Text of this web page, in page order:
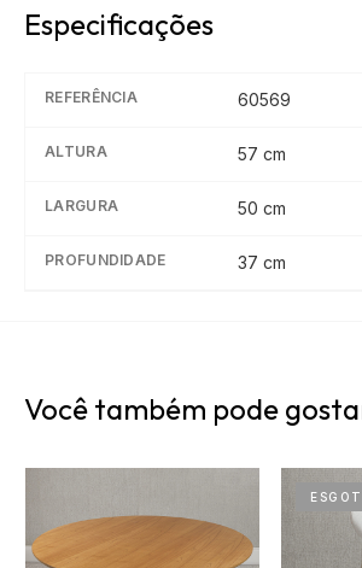
Especificações
REFERÊNCIA 60569
ALTURA 57 cm
LARGURA 50 cm
PROFUNDIDADE 37 cm
Você também pode